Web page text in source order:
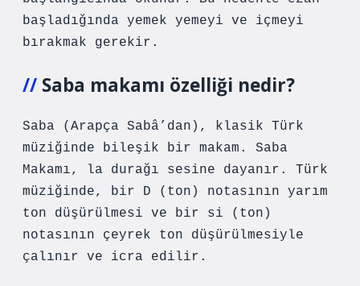
başladığında yemek yemeyi ve içmeyi
bırakmak gerekir.
Saba makamı özelliği nedir?
Saba (Arapça Sabâ’dan), klasik Türk
müziğinde bileşik bir makam. Saba
Makamı, la durağı sesine dayanır. Türk
müziğinde, bir D (ton) notasının yarım
ton düşürülmesi ve bir si (ton)
notasının çeyrek ton düşürülmesiyle
çalınır ve icra edilir.